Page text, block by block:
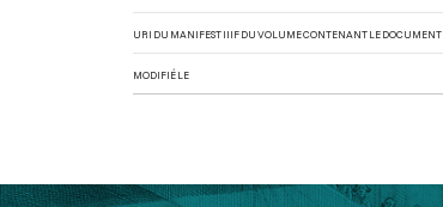
URI DU MANIFEST IIIF DU VOLUME CONTENANT LE DOCUMENT
MODIFIÉ LE